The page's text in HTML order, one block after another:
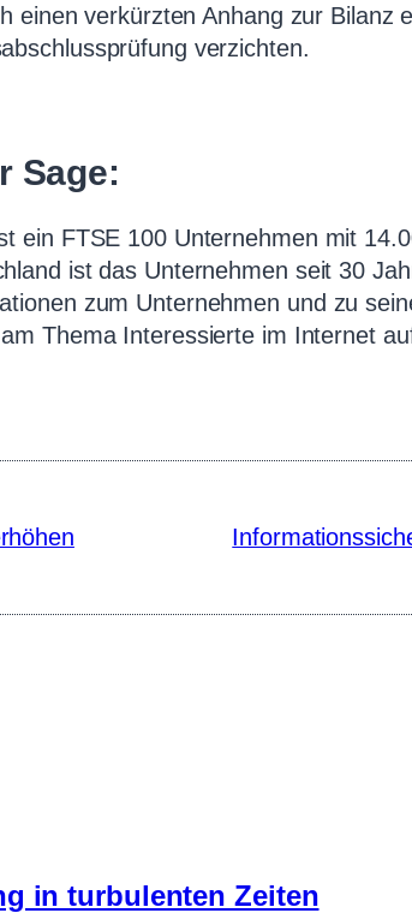
einen verkürzten Anhang zur Bilanz
verzichten.
Sage:
ein FTSE 100 Unternehmen mit
ist das Unternehmen seit 30
zum Unternehmen und zu
Thema Interessierte im Internet
in turbulenten Zeiten